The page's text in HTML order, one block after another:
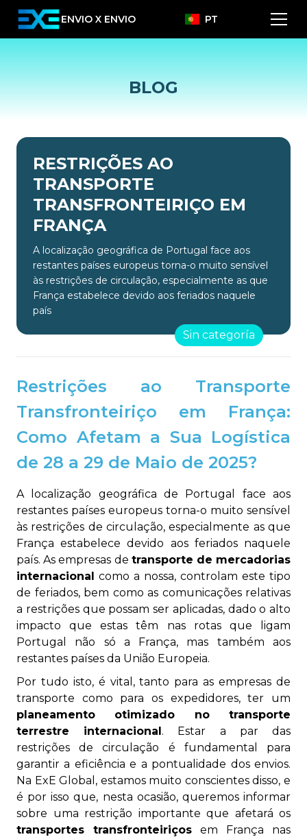
ENVIO X ENVIO PT
BLOG
RESTRIÇÕES AO
TRANSPORTE
TRANSFRONTEIRIÇO EM
FRANÇA
A localização geográfica de Portugal face aos
restantes países europeus torna-o muito sensível
às restrições de circulação, especialmente as que
França estabelece devido aos feriados naquele
país
Sin categoría
Restrições ao Transporte
Transfronteiriço em França:
Como Afetam a Sua Logística
de 28 a 29 de Maio de 2025?
A localização geográfica de Portugal face aos
restantes países europeus torna-o muito sensível
às restrições de circulação, especialmente as que
França estabelece devido aos feriados naquele
país. As empresas de transporte de mercadorias
internacional como a nossa, controlam este tipo
de feriados, bem como as comunicações relativas
a restrições que possam ser aplicadas, dado o alto
impacto que estas têm nas rotas que ligam
Portugal não só a França, mas também aos
restantes países da União Europeia.
Por tudo isto, é vital, tanto para as empresas de
transporte como para os expedidores, ter um
planeamento otimizado no transporte
terrestre internacional. Estar a par das
restrições de circulação é fundamental para
garantir a eficiência e a pontualidade dos envios.
Na ExE Global, estamos muito conscientes disso, e
é por isso que, nesta ocasião, queremos informar
sobre uma restrição importante que afetará os
transportes transfronteiriços em França nas